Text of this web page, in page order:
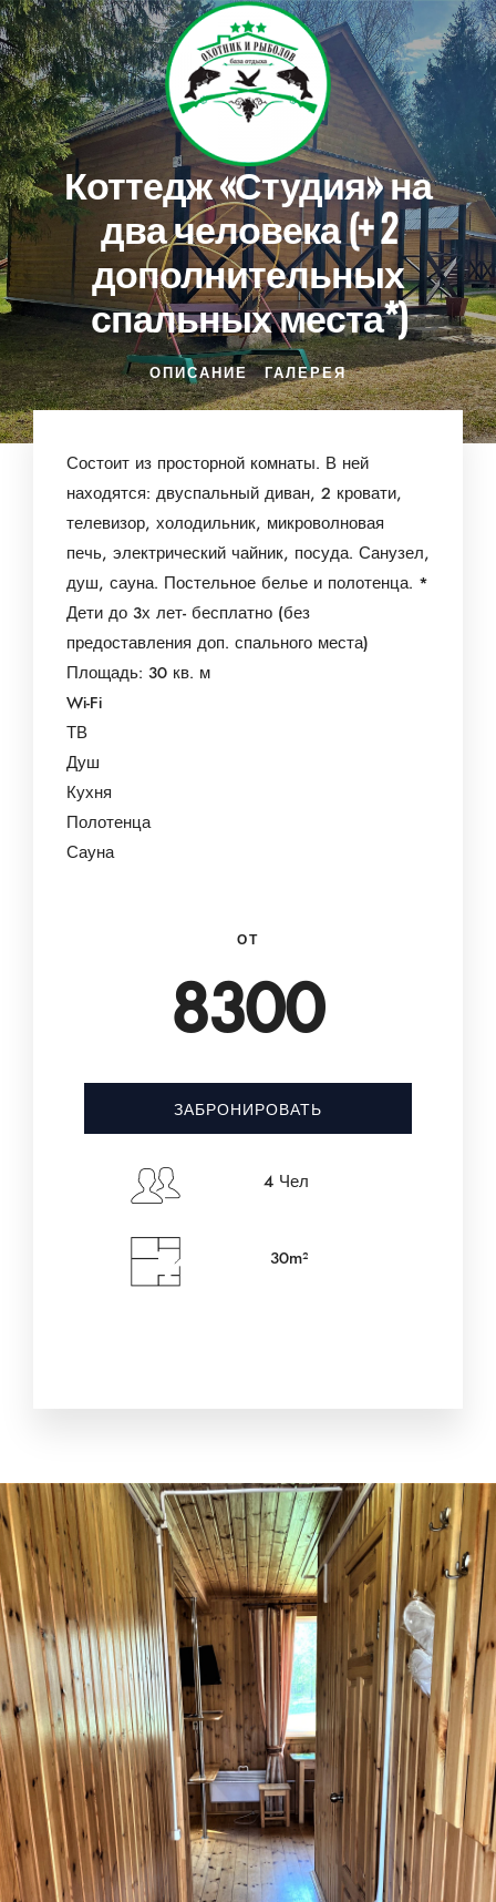
Коттедж «Студия» на
два человека (+ 2
дополнительных
спальных места*)
ОПИСАНИЕ ГАЛЕРЕЯ
Состоит из просторной комнаты. В ней
находятся: двуспальный диван, 2 кровати,
телевизор, холодильник, микроволновая
печь, электрический чайник, посуда. Санузел,
душ, сауна. Постельное белье и полотенца. *
Дети до 3х лет- бесплатно (без
предоставления доп. спального места)
Площадь: 30 кв. м
Wi-Fi
ТВ
Душ
Кухня
Полотенца
Сауна
ОТ
8300
ЗАБРОНИРОВАТЬ
4 Чел
30m²